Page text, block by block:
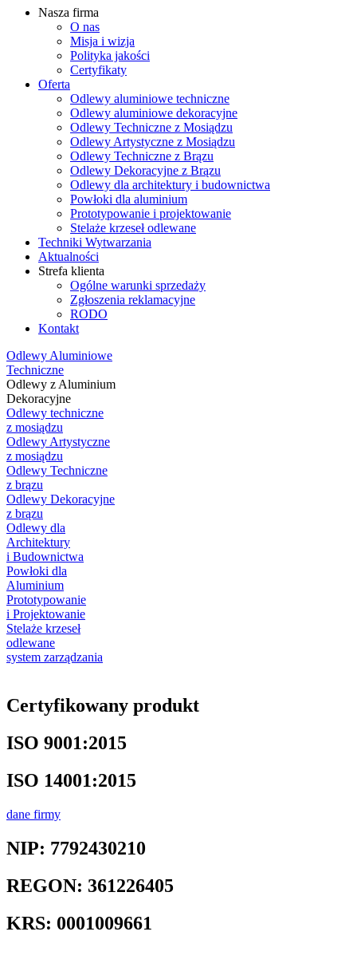
Nasza firma
O nas
Misja i wizja
Polityka jakości
Certyfikaty
Oferta
Odlewy aluminiowe techniczne
Odlewy aluminiowe dekoracyjne
Odlewy Techniczne z Mosiądzu
Odlewy Artystyczne z Mosiądzu
Odlewy Techniczne z Brązu
Odlewy Dekoracyjne z Brązu
Odlewy dla architektury i budownictwa
Powłoki dla aluminium
Prototypowanie i projektowanie
Stelaże krzeseł odlewane
Techniki Wytwarzania
Aktualności
Strefa klienta
Ogólne warunki sprzedaży
Zgłoszenia reklamacyjne
RODO
Kontakt
Odlewy Aluminiowe
Techniczne
Odlewy z Aluminium
Dekoracyjne
Odlewy techniczne
z mosiądzu
Odlewy Artystyczne
z mosiądzu
Odlewy Techniczne
z brązu
Odlewy Dekoracyjne
z brązu
Odlewy dla
Architektury
i Budownictwa
Powłoki dla
Aluminium
Prototypowanie
i Projektowanie
Stelaże krzeseł
odlewane
system zarządzania
Certyfikowany produkt
ISO 9001:2015
ISO 14001:2015
dane firmy
NIP: 7792430210
REGON: 361226405
KRS: 0001009661